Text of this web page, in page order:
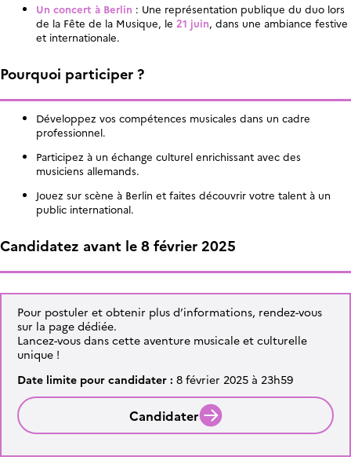
Un concert à Berlin : Une représentation publique du duo lors
de la Fête de la Musique, le 21 juin, dans une ambiance festive
et internationale.
Pourquoi participer ?
Développez vos compétences musicales dans un cadre
professionnel.
Participez à un échange culturel enrichissant avec des
musiciens allemands.
Jouez sur scène à Berlin et faites découvrir votre talent à un
public international.
Candidatez avant le 8 février 2025
Pour postuler et obtenir plus d’informations, rendez-vous
sur la page dédiée.
Lancez-vous dans cette aventure musicale et culturelle
unique !
Date limite pour candidater : 8 février 2025 à 23h59
Candidater